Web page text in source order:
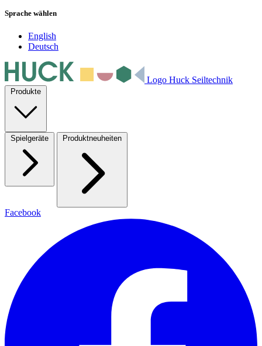
Sprache wählen
English
Deutsch
Logo Huck Seiltechnik
Produkte
Spielgeräte Produktneuheiten
Facebook